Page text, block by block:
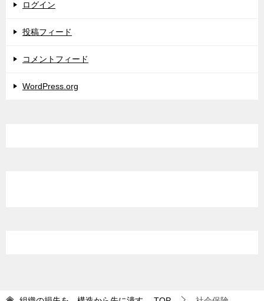
ログイン
投稿フィード
コメントフィード
WordPress.org